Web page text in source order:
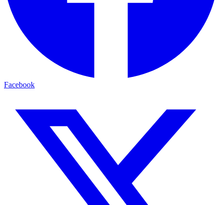
Facebook